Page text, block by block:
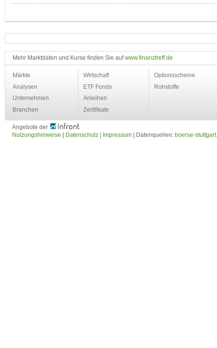
Mehr Marktdaten und Kurse finden Sie aufwww.finanztreff.de
Märkte
Analysen
Unternehmen
Branchen
Wirtschaft
ETF Fonds
Anleihen
Zertifikate
Optionsscheine
Rohstoffe
Angebote der
Nutzungshinweise
Datenschutz Impressum | Datenquellen: boerse-